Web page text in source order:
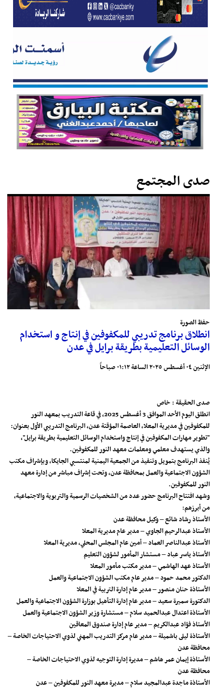
صدى المجتمع
حفظ الصورة
انطلاق برنامج تدريبي للمكفوفين في إنتاج و استخدام
الوسائل التعليمية بطريقة برايل في عدن
الإثنين ٠٤ أغسطس ٢٠٢٥ الساعة ٠١:١٢ صباحاً
صدى الحقيقة : خاص
انطلق اليوم الأحد الموافق 3 أغسطس 2025، في قاعة التدريب بمعهد النور
للمكفوفين في مديرية المعلا، العاصمة المؤقتة عدن، البرنامج التدريبي الأول بعنوان:
"تطوير مهارات المكفوفين في إنتاج واستخدام الوسائل التعليمية بطريقة برايل"،
والذي يستهدف معلمي ومعلمات معهد النور للمكفوفين.
يُنفذ البرنامج بتمويل وتنفيذ من الجمعية اليمنية لمنتسبي الجايكا، وبإشراف مكتب
الشؤون الاجتماعية والعمل بمحافظة عدن، وتحت إشراف مباشر من إدارة معهد
النور للمكفوفين.
وشهد افتتاح البرنامج حضور عدد من الشخصيات الرسمية والتربوية والاجتماعية،
من أبرزهم:
الأستاذ رشاد شائع – وكيل محافظة عدن
الأستاذ عبدالرحيم الجاوي – مدير عام مديرية المعلا
الأستاذ عبدالناصر العماد – أمين عام المجلس المحلي، مديرية المعلا
الأستاذ ياسر عباد – مستشار المأمور لشؤون التعليم
الأستاذ عهد الهاشمي – مدير مكتب مأمور المعلا
الدكتور محمد حمود – مدير عام مكتب الشؤون الاجتماعية والعمل
الأستاذة حنان منصور – مدير عام إدارة التربية في المعلا
الدكتورة سميرة سعيد – مدير عام إدارة التأهيل بوزارة الشؤون الاجتماعية والعمل
الأستاذة اعتدال عبدالحميد سلام – مستشارة وزير الشؤون الاجتماعية والعمل
الأستاذ فؤاد عبدالكريم – مدير عام إدارة صندوق المعاقين
الأستاذة ليلى باشميلة – مدير عام مركز التدريب المهني لذوي الاحتياجات الخاصة –
محافظة عدن
الأستاذة إيمان عمر هاشم – مديرة إدارة التوجيه لذوي الاحتياجات الخاصة –
محافظة عدن
الأستاذة ماجدة عبدالمجيد سلام – مديرة معهد النور للمكفوفين – عدن